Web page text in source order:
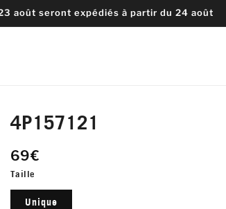
août seront expédiés à partir du 24 août
4P157121
69€
Taille
Unique